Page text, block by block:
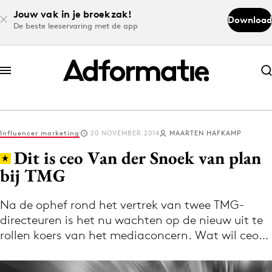
Jouw vak in je broekzak!
De beste leeservaring met de app
Download
Abonneer nu
Abonneer nu
Log in
Volg het laatste nieuws via de Adformatie
Nieuws app
Influencer marketing 20 NOVEMBER 2014 MAARTEN HAFKAMP
Dit is ceo Van der Snoek van plan
bij TMG
Na de ophef rond het vertrek van twee TMG-
directeuren is het nu wachten op de nieuw uit te
rollen koers van het mediaconcern. Wat wil ceo…